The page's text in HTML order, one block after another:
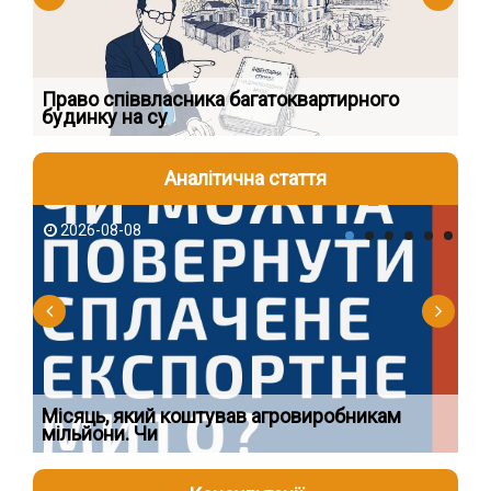
Право співвласника багатоквартирного
будинку на су
Аналітична стаття
2026-08-08
Місяць, який коштував агровиробникам
мільйони. Чи